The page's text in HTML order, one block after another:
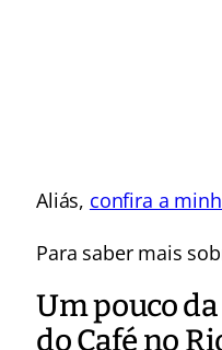
Aliás, confira a
Para saber mais
Um pouco
do Café no